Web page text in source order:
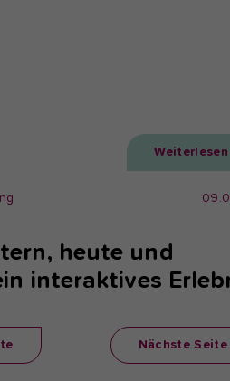
Weiterlesen
heute und
interaktives
Nächste Seite